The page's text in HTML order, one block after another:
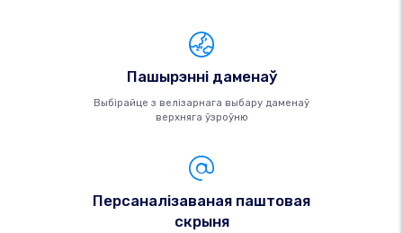
Пашырэнні даменаў
Выбірайце з велізарнага выбару даменаў
верхняга ўзроўню
Персаналізаваная паштовая
скрыня